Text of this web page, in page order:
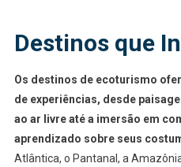
Destinos que
Os destinos de ecoturismo
de experiências, desde
ao ar livre até a imersão em
aprendizado sobre seus
Atlântica, o Pantanal, a